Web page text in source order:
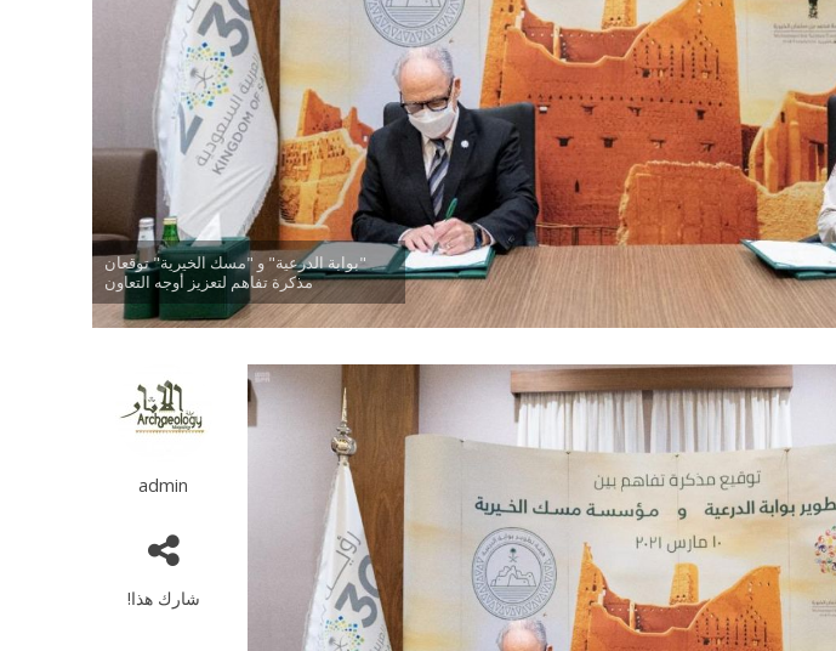
"بوابة الدرعية" و "مسك الخيرية" توقعان
مذكرة تفاهم لتعزيز أوجه التعاون
admin
شارك هذا!